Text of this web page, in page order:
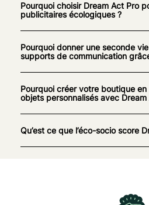
Pourquoi choisir Dream Act Pro
publicitaires écologiques ?
Pourquoi donner une seconde
supports de communication
Pourquoi créer votre boutique
objets personnalisés avec Dream
Qu’est ce que l’éco-socio score